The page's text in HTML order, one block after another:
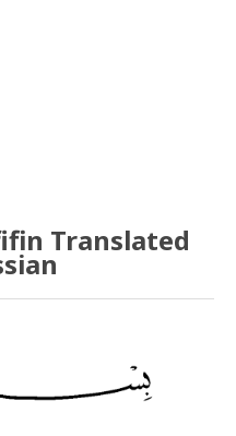
Translated